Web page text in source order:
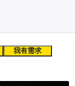
我有需求